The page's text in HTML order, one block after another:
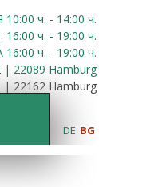
10:00 ч. - 14:00 ч.
16:00 ч. - 19:00 ч.
16:00 ч. - 19:00 ч.
| 22089 Hamburg
| 22162 Hamburg
DE BG